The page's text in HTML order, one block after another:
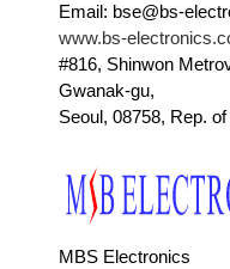
Email: bse@bs-
www.bs-
#816, Shinwon
Gwanak-gu,
Seoul, 08758, Rep.
MBS Electronics